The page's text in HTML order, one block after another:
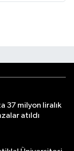
37 milyon liralık
atıldı